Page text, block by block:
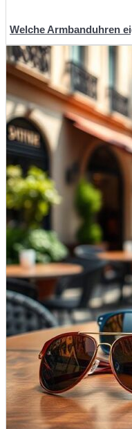
Welche Armbanduhren